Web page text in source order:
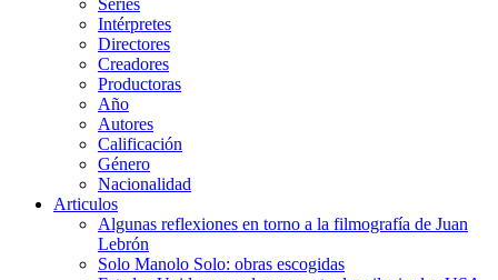
Series
Intérpretes
Directores
Creadores
Productoras
Año
Autores
Calificación
Género
Nacionalidad
Articulos
Algunas reflexiones en torno a la filmografía de Juan
Lebrón
Solo Manolo Solo: obras escogidas